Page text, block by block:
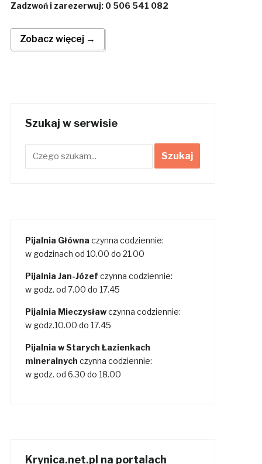
Zadzwoń i zarezerwuj: 0 506 541 082
Zobacz więcej →
Szukaj w serwisie
Pijalnia Główna czynna codziennie:
w godzinach od 10.00 do 21.00
Pijalnia Jan-Józef czynna codziennie:
w godz. od 7.00 do 17.45
Pijalnia Mieczysławczynna codziennie:
w godz.10.00 do 17.45
Pijalnia w Starych Łazienkach
mineralnych czynna codziennie:
w godz. od 6.30 do 18.00
Krynica.net.pl na portalach